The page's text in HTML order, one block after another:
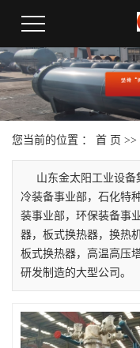
您当前的位置 ： 首 页 >>
山东金太阳工业设
冷装备事业部，石化特
装事业部，环保装备事
器，板式换热器，换热
板式换热器，高温高压
研发制造的大型公司。